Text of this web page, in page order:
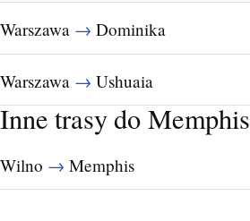
Warszawa → Dominika
Warszawa → Ushuaia
Inne trasy do Memphis
Wilno → Memphis